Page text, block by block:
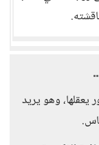
وهو يريد